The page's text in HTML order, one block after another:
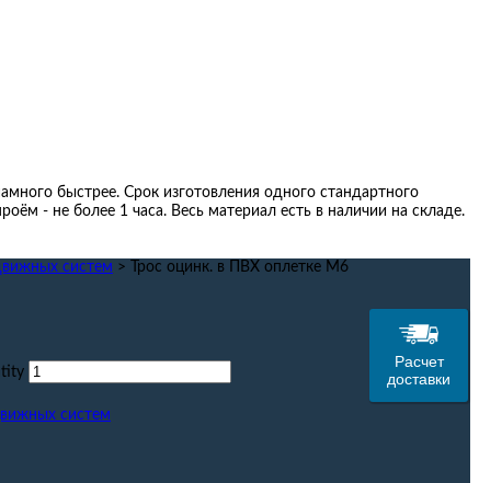
быстрее. Срок изготовления одного стандартного
- не более 1 часа. Весь материал есть в наличии на складе.
систем > Трос оцинк. в ПВХ оплетке М6
систем
Расчет
доставки